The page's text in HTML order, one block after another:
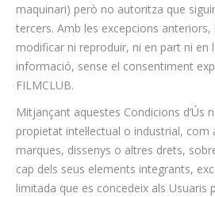
maquinari) però no autoritza que
tercers. Amb les excepcions anteriors,
modificar ni reproduir, ni en part ni en
informació, sense el consentiment
FILMCLUB.
Mitjançant aquestes Condicions d’Ús
propietat intel·lectual o industrial, com
marques, dissenys o altres drets,
cap dels seus elements integrants,
limitada que es concedeix als Usuaris